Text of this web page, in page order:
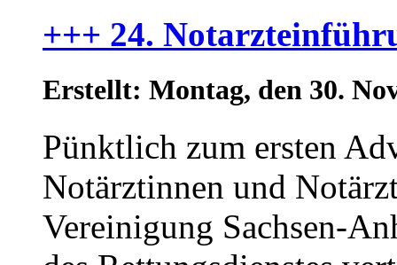
+++ 24.
Erstellt: Montag, den 30.
Pünktlich zum ersten
Notärztinnen und
Vereinigung Sachsen-